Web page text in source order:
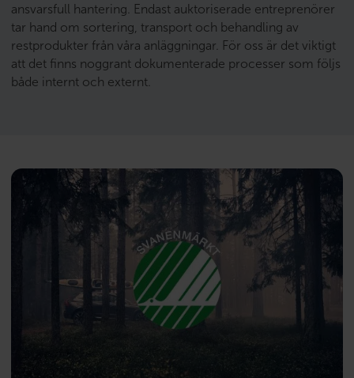
ansvarsfull hantering. Endast auktoriserade entreprenörer
tar hand om sortering, transport och behandling av
restprodukter från våra anläggningar. För oss är det viktigt
att det finns noggrant dokumenterade processer som följs
både internt och externt.